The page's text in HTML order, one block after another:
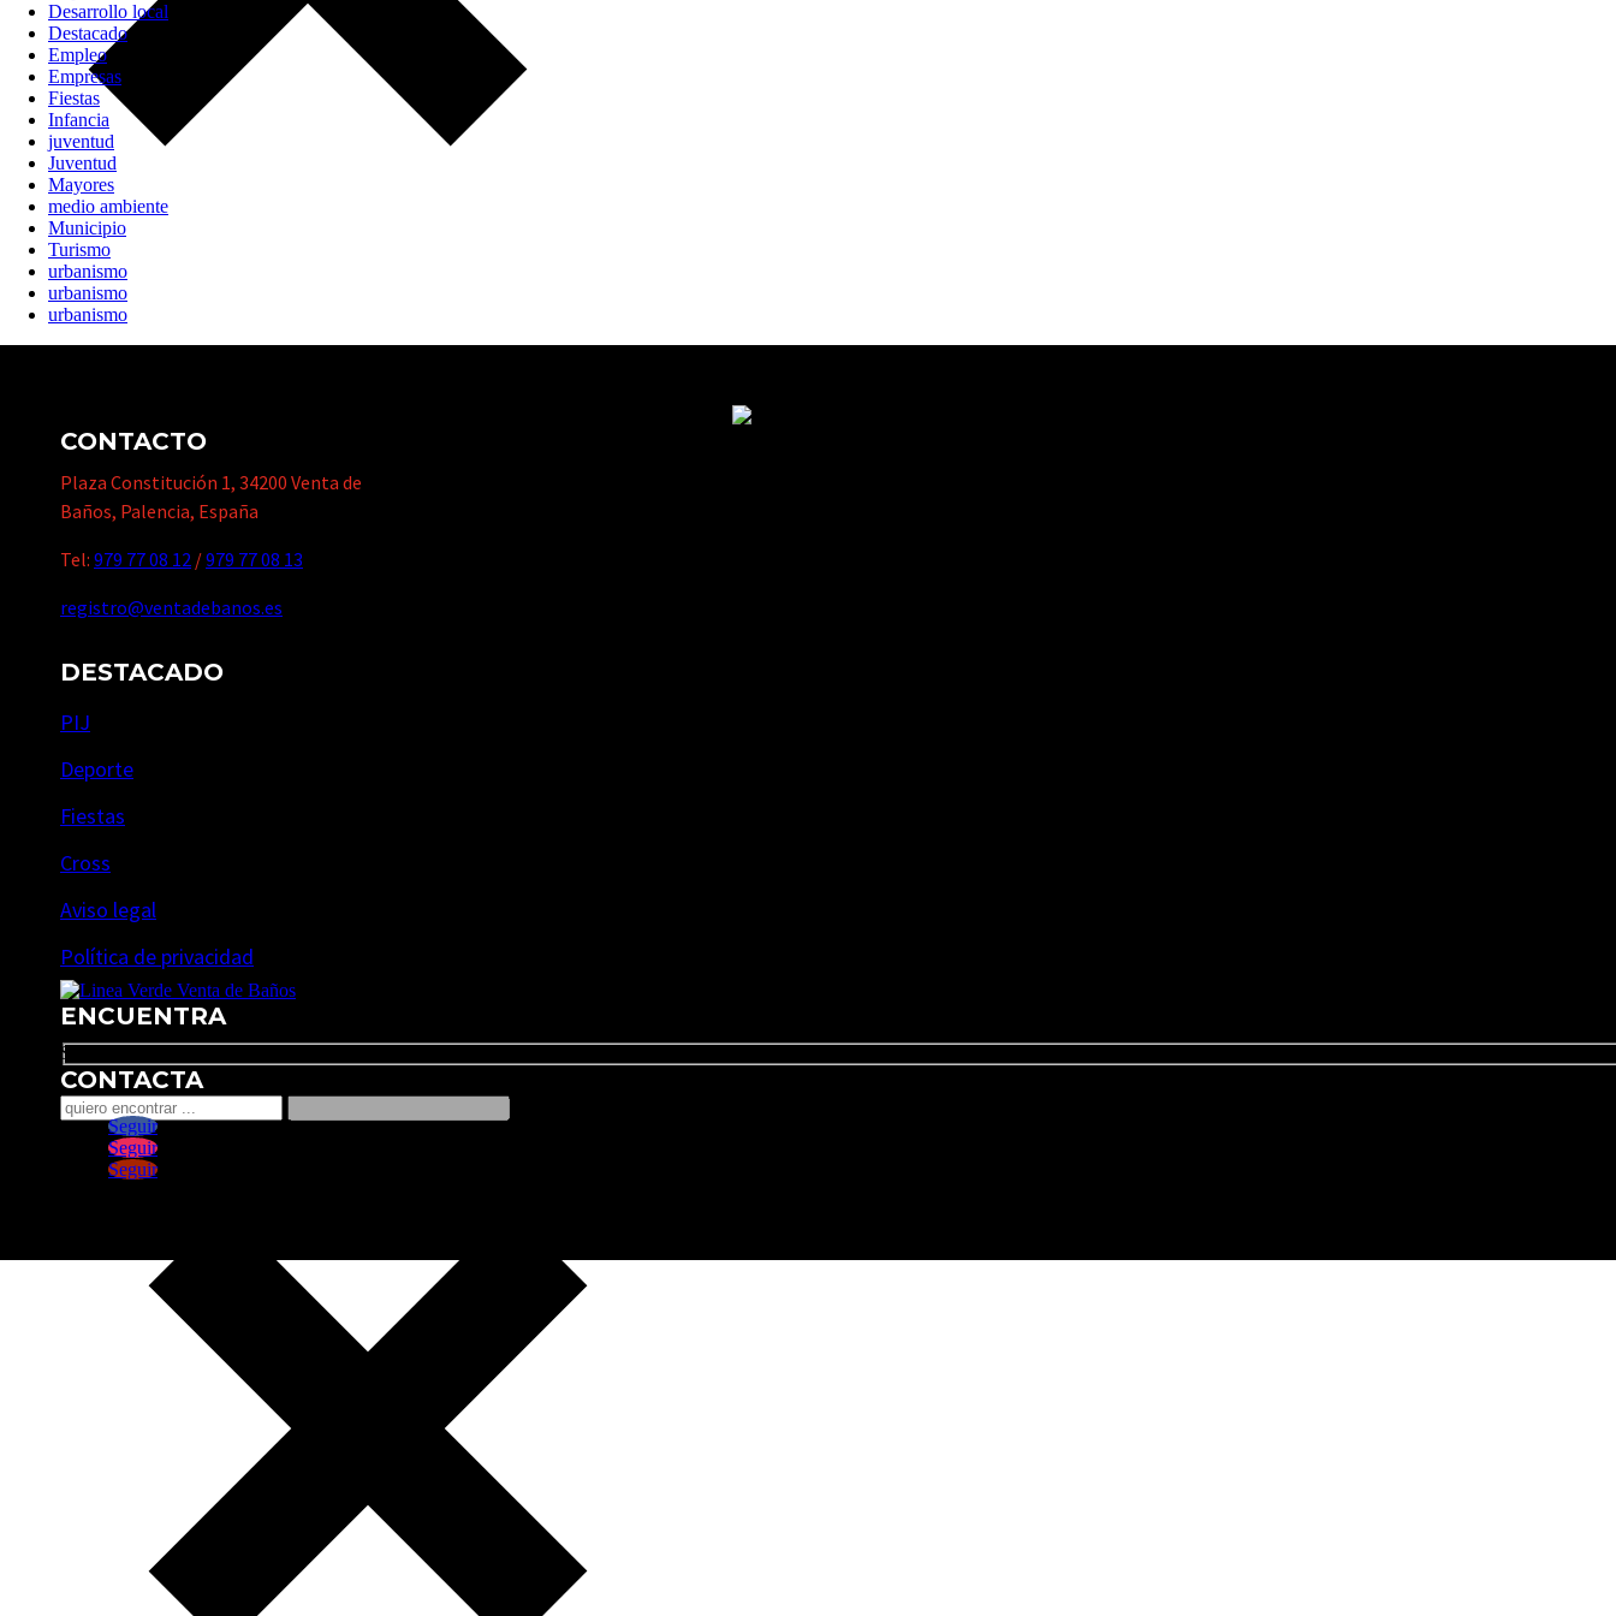
Desarrollo local
Destacado
Empleo
Empresas
Fiestas
Infancia
juventud
Juventud
Mayores
medio ambiente
Municipio
Turismo
urbanismo
urbanismo
urbanismo
CONTACTO
Plaza Constitución 1, 34200 Venta de
Baños, Palencia, España
Tel: 979 77 08 12 /979 77 08 13
registro@ventadebanos.es
DESTACADO
PIJ
Deporte
Fiestas
Cross
Aviso legal
Política de privacidad
ENCUENTRA
Search
CONTACTA
Seguir
Seguir
Seguir